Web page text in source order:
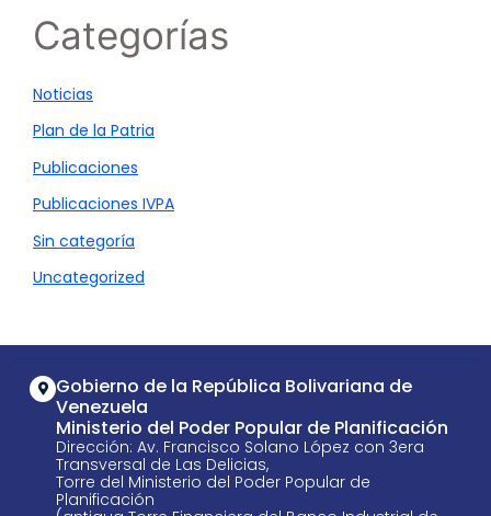
Categorías
Noticias
Plan de la Patria
Publicaciones
Publicaciones IVPA
Sin categoría
Uncategorized
Gobierno de la República Bolivariana de
Venezuela
Ministerio del Poder Popular de Planificación
Dirección: Av. Francisco Solano López con 3era
Transversal de Las Delicias,
Torre del Ministerio del Poder Popular de
Planificación